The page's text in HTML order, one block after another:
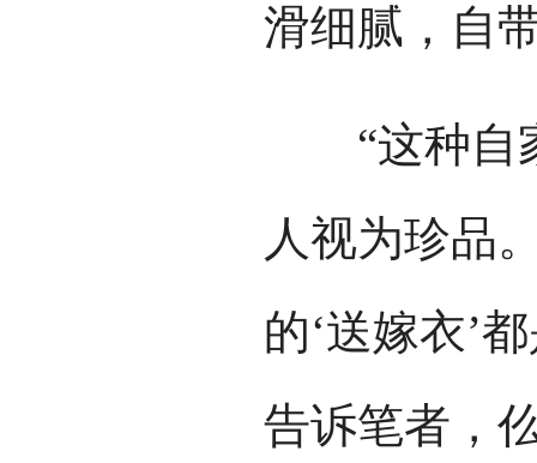
滑细腻，自
“这种自家
人视为珍品
的‘送嫁衣’
告诉笔者，